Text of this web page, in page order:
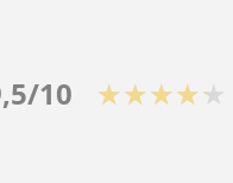
10 ★★★★★